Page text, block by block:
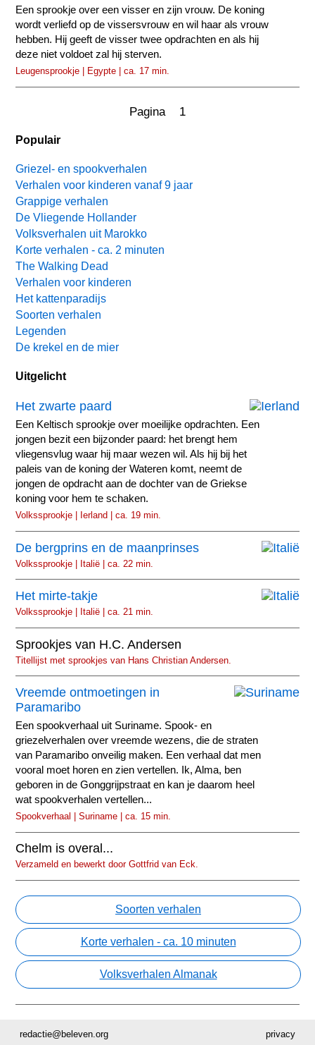
Een sprookje over een visser en zijn vrouw. De koning
wordt verliefd op de vissersvrouw en wil haar als vrouw
hebben. Hij geeft de visser twee opdrachten en als hij
deze niet voldoet zal hij sterven.
Leugensprookje | Egypte | ca. 17 min.
Pagina 1
Populair
Griezel- en spookverhalen
Verhalen voor kinderen vanaf 9 jaar
Grappige verhalen
De Vliegende Hollander
Volksverhalen uit Marokko
Korte verhalen - ca. 2 minuten
The Walking Dead
Verhalen voor kinderen
Het kattenparadijs
Soorten verhalen
Legenden
De krekel en de mier
Uitgelicht
Het zwarte paard
Een Keltisch sprookje over moeilijke opdrachten. Een
jongen bezit een bijzonder paard: het brengt hem
vliegensvlug waar hij maar wezen wil. Als hij bij het
paleis van de koning der Wateren komt, neemt de
jongen de opdracht aan de dochter van de Griekse
koning voor hem te schaken.
Volkssprookje | Ierland | ca. 19 min.
De bergprins en de maanprinses
Volkssprookje | Italië | ca. 22 min.
Het mirte-takje
Volkssprookje | Italië | ca. 21 min.
Sprookjes van H.C. Andersen
Titellijst met sprookjes van Hans Christian Andersen.
Vreemde ontmoetingen in
Paramaribo
Een spookverhaal uit Suriname. Spook- en
griezelverhalen over vreemde wezens, die de straten
van Paramaribo onveilig maken. Een verhaal dat men
vooral moet horen en zien vertellen. Ik, Alma, ben
geboren in de Gonggrijpstraat en kan je daarom heel
wat spookverhalen vertellen...
Spookverhaal | Suriname | ca. 15 min.
Chelm is overal...
Verzameld en bewerkt door Gottfrid van Eck.
Soorten verhalen
Korte verhalen - ca. 10 minuten
Volksverhalen Almanak
privacy
redactie@beleven.org